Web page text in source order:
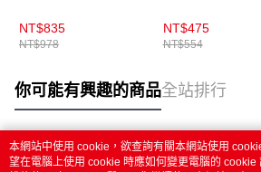
NT$835
NT$978
NT$475
NT$554
你可能有興趣的商品全站排行
熱門標籤
本網站中使用 cookie，欲查詢有關本網站使用
望在電腦上使用 cookie 時應如何變更電腦的 cookie